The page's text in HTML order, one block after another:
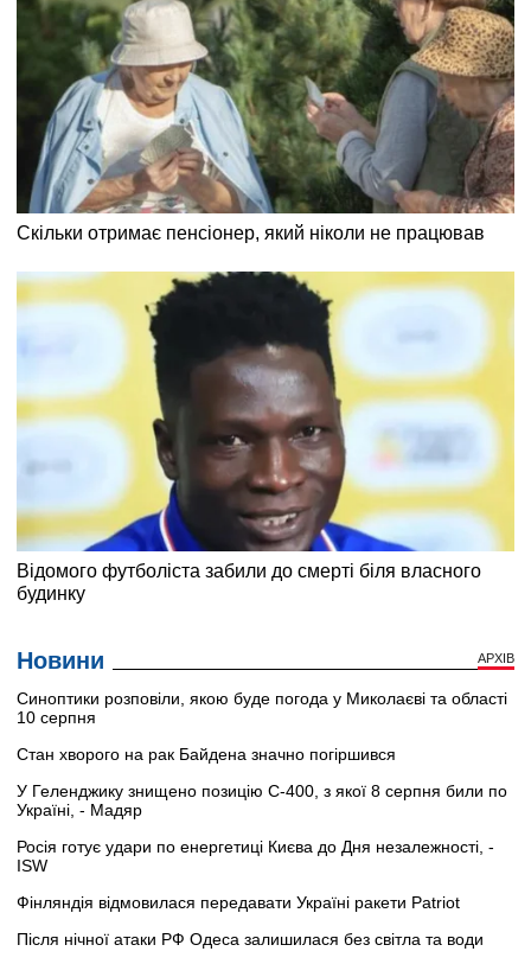
Новини АРХІВ
Синоптики розповіли, якою буде погода у Миколаєві та області
10 серпня
Стан хворого на рак Байдена значно погіршився
У Геленджику знищено позицію С-400, з якої 8 серпня били по
Україні, - Мадяр
Росія готує удари по енергетиці Києва до Дня незалежності, -
ISW
Фінляндія відмовилася передавати Україні ракети Patriot
Після нічної атаки РФ Одеса залишилася без світла та води